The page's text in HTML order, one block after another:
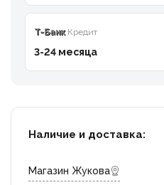
T-БанкКредит
3-24 месяца
Наличие и доставка:
Магазин Жукова